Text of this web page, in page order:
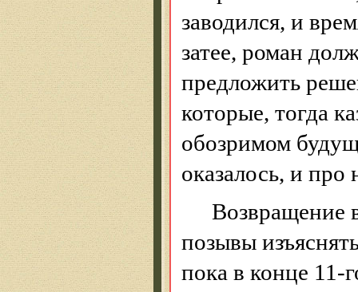
заводился, и
затее, роман
предложить
которые, тогда
обозримом
оказалось, и
Возвращение
позывы
пока в конце 11-